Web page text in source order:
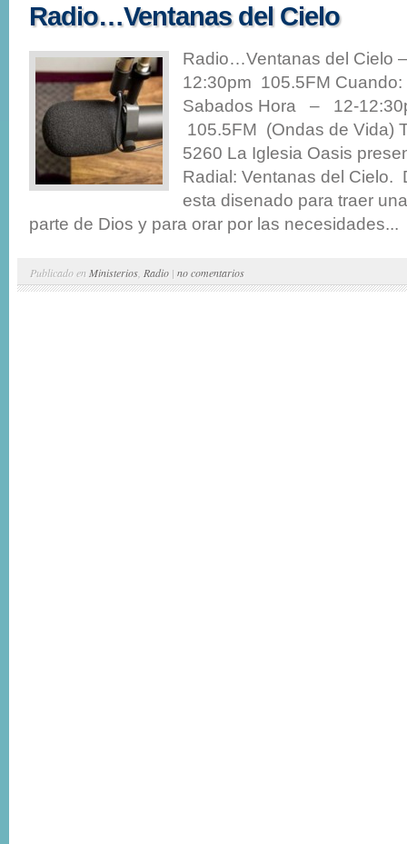
Radio…Ventanas del Cielo
Radio…Ventanas del Cielo
12:30pm 105.5FM
Sabados Hora – 12-
105.5FM (Ondas de Vida)
5260 La Iglesia Oasis
Radial: Ventanas del Cielo.
esta disenado para traer
parte de Dios y para orar por las necesidades...
Publicado en Ministerios Radio | no comentarios